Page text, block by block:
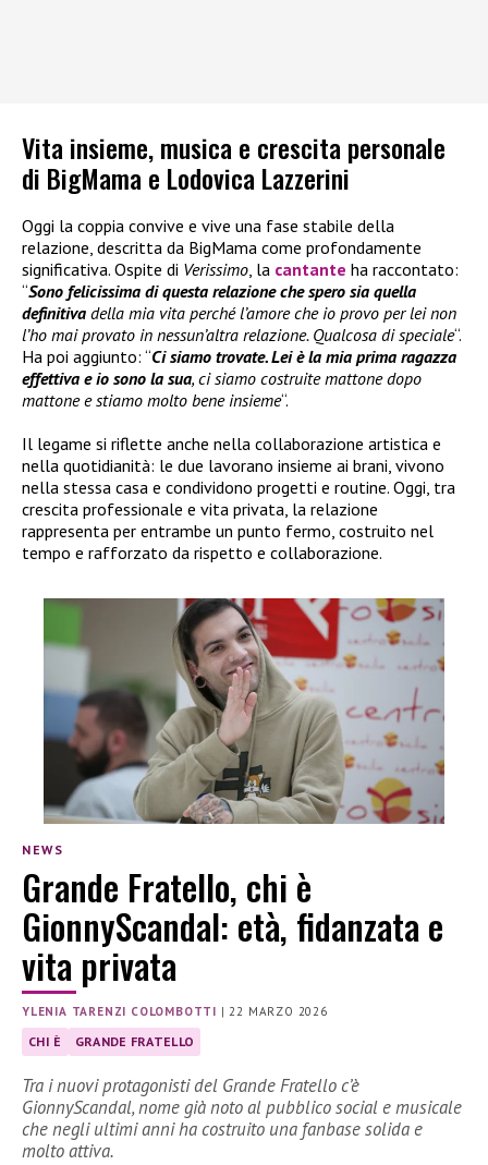
Vita insieme, musica e crescita personale
di BigMama e Lodovica Lazzerini
Oggi la coppia convive e vive una fase stabile della
relazione, descritta da BigMama come profondamente
significativa. Ospite di Verissimo, la cantante ha raccontato:
“Sono felicissima di questa relazione che spero sia quella
definitiva della mia vita perché l’amore che io provo per lei non
l’ho mai provato in nessun’altra relazione. Qualcosa di speciale“.
Ha poi aggiunto: “Ci siamo trovate. Lei è la mia prima ragazza
effettiva e io sono la sua, ci siamo costruite mattone dopo
mattone e stiamo molto bene insieme“.
Il legame si riflette anche nella collaborazione artistica e
nella quotidianità: le due lavorano insieme ai brani, vivono
nella stessa casa e condividono progetti e routine. Oggi, tra
crescita professionale e vita privata, la relazione
rappresenta per entrambe un punto fermo, costruito nel
tempo e rafforzato da rispetto e collaborazione.
NEWS
Grande Fratello, chi è
GionnyScandal: età, fidanzata e
vita privata
YLENIA TARENZI COLOMBOTTI |22 MARZO 2026
CHI È GRANDE FRATELLO
Tra i nuovi protagonisti del Grande Fratello c’è
GionnyScandal, nome già noto al pubblico social e musicale
che negli ultimi anni ha costruito una fanbase solida e
molto attiva.